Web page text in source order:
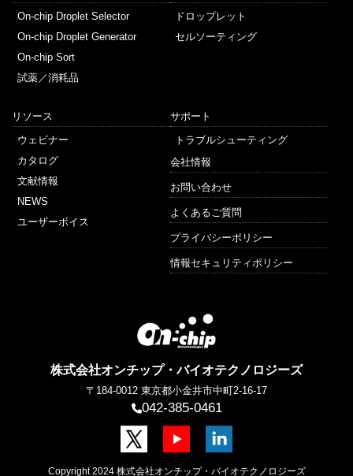
On-chip Droplet Selector
On-chip Droplet Generator
On-chip Sort
試薬／消耗品
ドロップレット
セルソーティング
リソース
ウェビナー
カタログ
文献情報
NEWS
ユーザーボイス
サポート
トラブルシューティング
会社情報
お問い合わせ
よくあるご質問
プライバシーポリシー
情報セキュリティポリシー
株式会社オンチップ・バイオテクノロジーズ
〒184-0012 東京都小金井市中町2-16-17
042-385-0461
Copyright 2024 株式会社オンチップ・バイオテクノロジーズ